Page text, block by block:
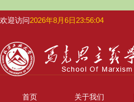
欢迎访问2026年8月6日23:56:05
首页 关于我们